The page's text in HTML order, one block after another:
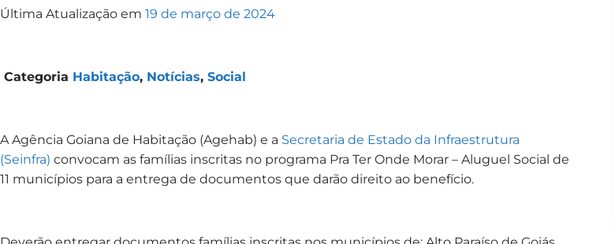
Última Atualização em 19 de março de 2024
Categoria Habitação, Notícias, Social
A Agência Goiana de Habitação (Agehab) e a Secretaria de Estado da Infraestrutura
(Seinfra) convocam as famílias inscritas no programa Pra Ter Onde Morar – Aluguel Social de
11 municípios para a entrega de documentos que darão direito ao benefício.